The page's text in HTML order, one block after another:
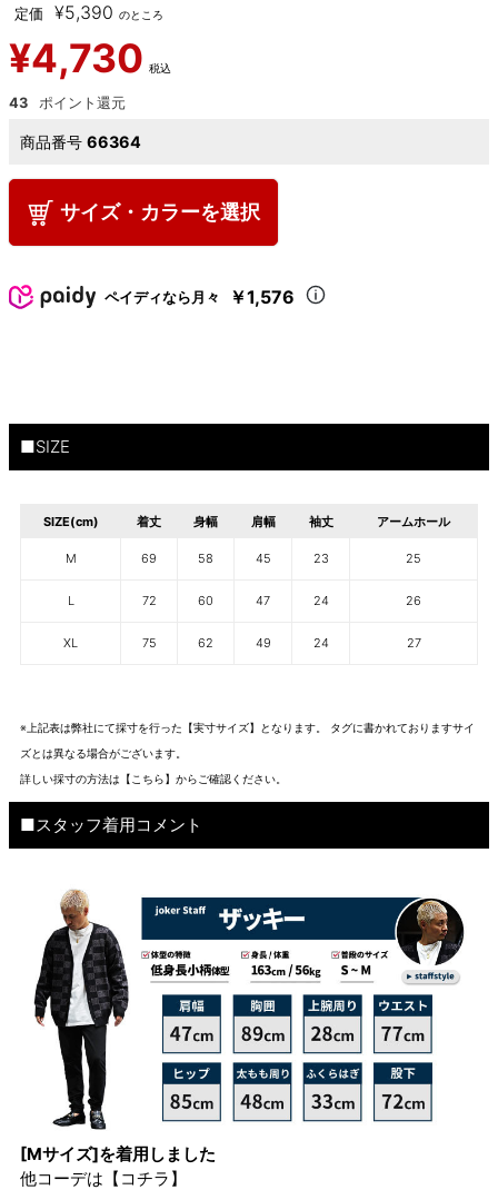
定価 ¥5,390 のところ
¥4,730 税込
43
商品番号 66364
サイズ・カラーを選択
ペイディなら月々 ￥1,576
■SIZE
SIZE(cm) 着丈 身幅 肩幅 袖丈 アームホール
M 69 58 45 23 25
L 72 60 47 24 26
XL 75 62 49 24 27
※上記表は弊社にて採寸を行った【実寸サイズ】となります。 タグに書かれておりますサイ
ズとは異なる場合がございます。
詳しい採寸の方法は 【こちら】から ご確認ください。
■スタッフ着用コメント
[Mサイズ]を着用しました
他コーデは 【コチラ】